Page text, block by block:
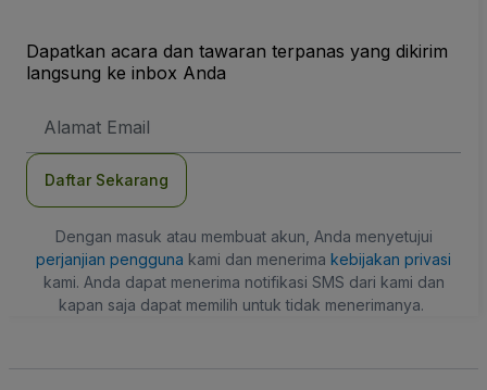
Dapatkan acara dan tawaran terpanas yang dikirim
langsung ke inbox Anda
Email
Daftar Sekarang
Dengan masuk atau membuat akun, Anda menyetujui
perjanjian pengguna kami dan menerima kebijakan privasi
kami. Anda dapat menerima notifikasi SMS dari kami dan
kapan saja dapat memilih untuk tidak menerimanya.